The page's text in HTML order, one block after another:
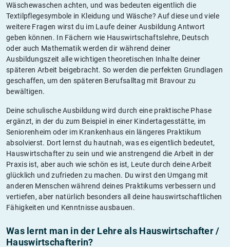
Wäschewaschen achten, und was bedeuten eigentlich die
Textilpflegesymbole in Kleidung und Wäsche? Auf diese und viele
weitere Fragen wirst du im Laufe deiner Ausbildung Antwort
geben können. In Fächern wie Hauswirtschaftslehre, Deutsch
oder auch Mathematik werden dir während deiner
Ausbildungszeit alle wichtigen theoretischen Inhalte deiner
späteren Arbeit beigebracht. So werden die perfekten Grundlagen
geschaffen, um den späteren Berufsalltag mit Bravour zu
bewältigen.
Deine schulische Ausbildung wird durch eine praktische Phase
ergänzt, in der du zum Beispiel in einer Kindertagesstätte, im
Seniorenheim oder im Krankenhaus ein längeres Praktikum
absolvierst. Dort lernst du hautnah, was es eigentlich bedeutet,
Hauswirtschafter zu sein und wie anstrengend die Arbeit in der
Praxis ist, aber auch wie schön es ist, Leute durch deine Arbeit
glücklich und zufrieden zu machen. Du wirst den Umgang mit
anderen Menschen während deines Praktikums verbessern und
vertiefen, aber natürlich besonders all deine hauswirtschaftlichen
Fähigkeiten und Kenntnisse ausbauen.
Was lernt man in der Lehre als Hauswirtschafter /
Hauswirtschafterin?